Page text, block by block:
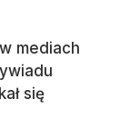
mediach
się